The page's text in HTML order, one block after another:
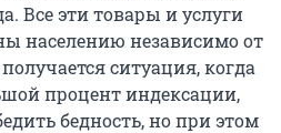
Все эти товары и услуги
населению независимо от
ситуация, когда
процент индексации,
бедность, но при этом